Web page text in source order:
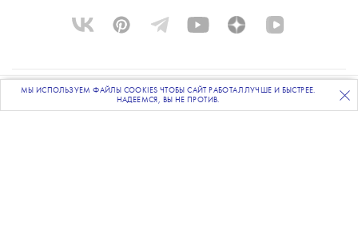
ПОДПИСЫВАЙТЕСЬНА НАШУ ВЕЧЕРНЮЮ РАССЫЛКУ
О ПРОЕКТЕ
МЫ ИСПОЛЬЗУЕМ ФАЙЛЫ COOKIES ЧТОБЫ САЙТ РАБОТАЛ ЛУЧШЕ И БЫСТРЕЕ.
НАДЕЕМСЯ, ВЫ НЕ ПРОТИВ.